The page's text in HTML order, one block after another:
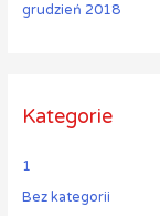
grudzień 2018
Kategorie
1
Bez kategorii